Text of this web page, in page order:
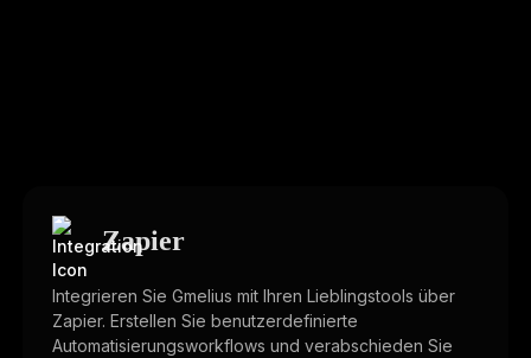
Zapier
Integrieren Sie Gmelius mit Ihren Lieblingstools über
Zapier. Erstellen Sie benutzerdefinierte
Automatisierungsworkflows und verabschieden Sie